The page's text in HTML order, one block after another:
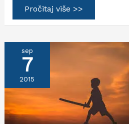
Sve
što
trebate
osi
Mesečevih
čvorova
Rak-
Pročitaj više >>
sep
7
2015